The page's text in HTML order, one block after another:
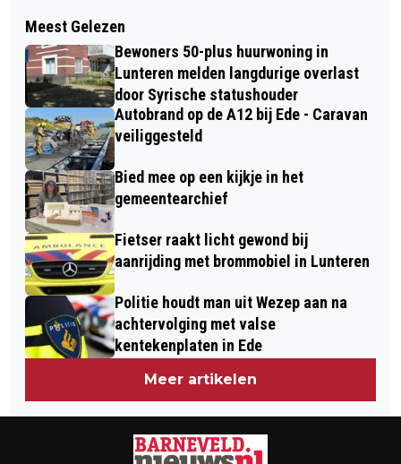
HEIDEBRAND IN GARDEREN SNEL
ONDER CONTROLE
HET MEEST OPZIENBARENDE
NATUURVERHAAL VAN NEDERLAND IN
PREMIÈRE IN EDE ‘WOLF’
Meest Gelezen
Bewoners 50-plus huurwoning in
Lunteren melden langdurige overlast
door Syrische statushouder
Autobrand op de A12 bij Ede - Caravan
veiliggesteld
Bied mee op een kijkje in het
gemeentearchief
Fietser raakt licht gewond bij
aanrijding met brommobiel in Lunteren
Politie houdt man uit Wezep aan na
achtervolging met valse
kentekenplaten in Ede
Meer artikelen